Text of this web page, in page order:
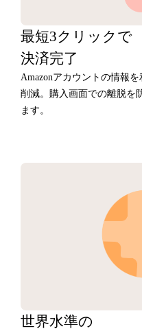
最短3クリックで
決済完了
Amazonアカウントの情報
削減。購入画面での離脱を
ます。
世界水準の